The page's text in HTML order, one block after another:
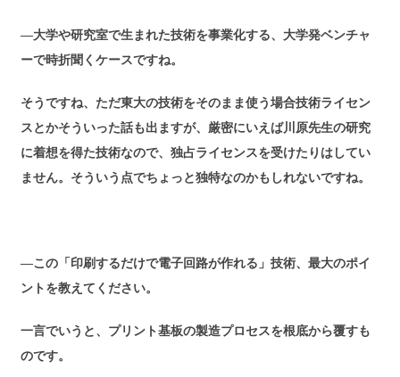
―大学や研究室で生まれた技術を事業化する、大学発ベンチャ
ーで時折聞くケースですね。
そうですね、ただ東大の技術をそのまま使う場合技術ライセン
スとかそういった話も出ますが、厳密にいえば川原先生の研究
に着想を得た技術なので、独占ライセンスを受けたりはしてい
ません。そういう点でちょっと独特なのかもしれないですね。
―この「印刷するだけで電子回路が作れる」技術、最大のポイ
ントを教えてください。
一言でいうと、プリント基板の製造プロセスを根底から覆すも
のです。